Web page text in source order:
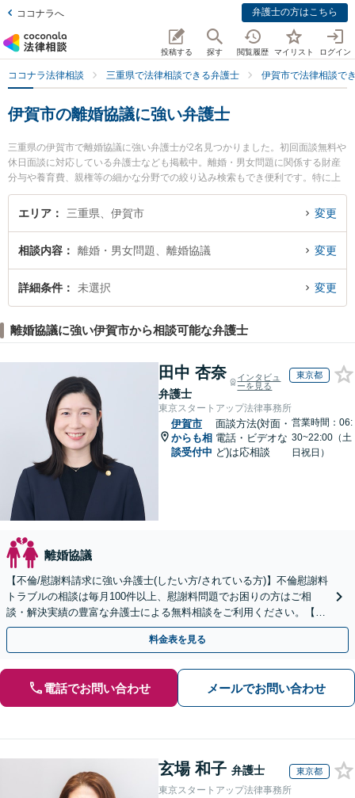
ココナラへ 弁護士の方はこちら
投稿する 探す 閲覧履歴 マイリスト ログイン
ココナラ法律相談 三重県で法律相談できる弁護士 伊賀市で法律相談で
伊賀市の離婚協議に強い弁護士
三重県の伊賀市で離婚協議に強い弁護士が2名見つかりました。初回面談無料や
休日面談に対応している弁護士なども掲載中。離婚・男女問題に関係する財産
分与や養育費、親権等の細かな分野での絞り込み検索もでき便利です。特に上
野法律事務所の米田 義弘弁護士や伊賀中央法律事務所の本城 祐貴弁護士のプロ
フィール情報や弁護士費用、強みなどが注目されています。『伊賀市で土日や
夜間に発生した離婚協議のトラブルを今すぐに弁護士に相談したい』『離婚協
離婚協議を法律相談できる伊賀市内の弁護士に相談予約したい』などでお困り
の相談者さんにおすすめです。
エリア 三重県、伊賀市 変更
相談内容 離婚・男女問題、離婚協議 変更
詳細条件 未選択 変更
離婚協議に強い伊賀市から相談可能な弁護士
田中 杏奈
弁護士
インタビュ
ーを見る
東京都
東京スタートアップ法律事務所
伊賀市
からも相
談受付中
面談方法(対面・
電話・ビデオな
ど)は応相談
営業時間：06:
30~22:00（土
日祝日）
離婚協議
【不倫/慰謝料請求に強い弁護士(したい方/されている方)】不倫慰謝料
トラブルの相談は毎月100件以上、慰謝料問題でお困りの方はご相
談・解決実績の豊富な弁護士による無料相談をご利用ください。【不
倫相談は初回0円】【全国対応】
料金表を見る
電話でお問い合わせ メールでお問い合わせ
玄場 和子 弁護士 東京都
東京スタートアップ法律事務所